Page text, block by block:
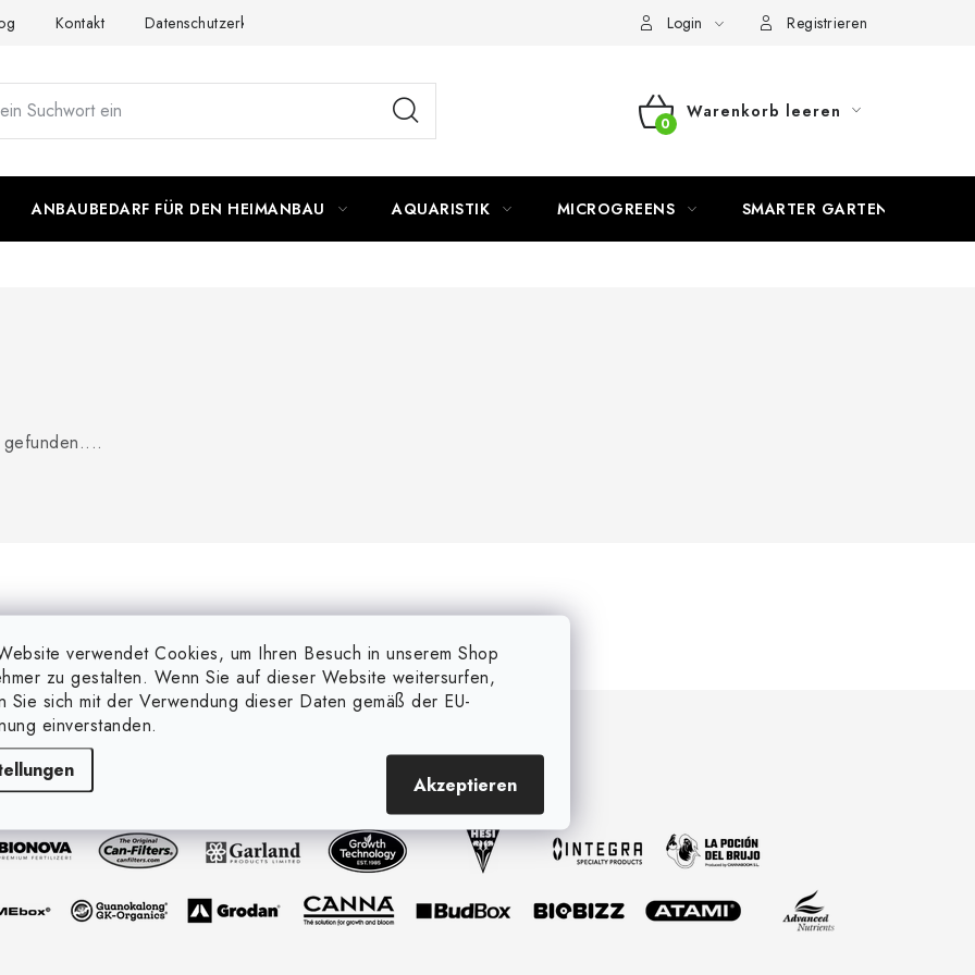
verwendet Cookies, um Ihren Besuch in unserem Shop
zu gestalten. Wenn Sie auf dieser Website weitersurfen,
Sie sich mit der Verwendung dieser Daten gemäß der EU-
einverstanden.
Akzeptieren
Kontakt Datenschutzerklärung Login Registrieren
WARENKORB
Warenkorb leeren
ANBAUBEDARF FÜR DEN HEIMANBAU AQUARISTIK MICROGREENS SMARTER GARTEN
gefunden....
Marken, die wir verkaufen (und mehr...)